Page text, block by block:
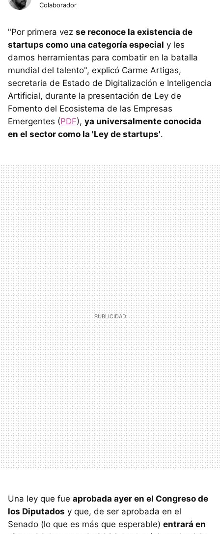
Colaborador
"Por primera vez se reconoce la existencia de
startups como una categoría especial y les
damos herramientas para combatir en la batalla
mundial del talento", explicó Carme Artigas,
secretaria de Estado de Digitalización e Inteligencia
Artificial, durante la presentación de Ley de
Fomento del Ecosistema de las Empresas
Emergentes (PDF), ya universalmente conocida
en el sector como la 'Ley de startups'.
Una ley que fue aprobada ayer en el Congreso de
los Diputados y que, de ser aprobada en el
Senado (lo que es más que esperable) entrará en